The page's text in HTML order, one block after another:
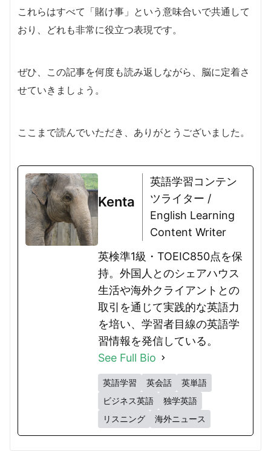
これらはすべて「賭け事」という意味合いで共通して
おり、どれも非常に役立つ表現です。
ぜひ、この記事を何度も読み返しながら、脳に定着さ
せていきましょう。
ここまで読んでいただき、ありがとうございました。
Kenta
英語学習コンテン
ツライター /
English Learning
Content Writer
英検準1級・TOEIC850点を保
持。外国人とのシェアハウス
生活や海外クライアントとの
取引を通じて実践的な英語力
を培い、学習者目線の英語学
習情報を発信している。
See Full Bio
英語学習 英会話
英単語
ビジネス英語
独学英語
リスニング
海外ニュース